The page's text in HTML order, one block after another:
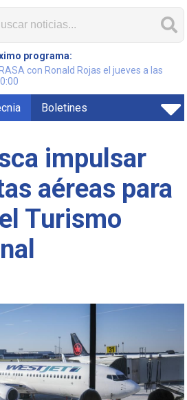
programa:
con Ronald Rojas el jueves a las
Boletines
impulsar
aéreas para
Turismo